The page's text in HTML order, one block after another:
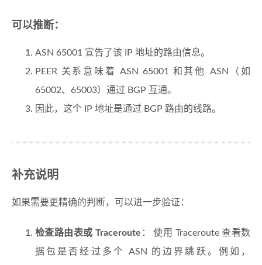
可以推断：
ASN 65001 宣告了该 IP 地址的路由信息。
PEER 关系意味着 ASN 65001 和其他 ASN（如
65002、65003）通过 BGP 互通。
因此，这个 IP 地址是通过 BGP 路由的线路。
补充说明
如果需要更精确的判断，可以进一步验证：
检查路由表或 Traceroute ： 使用 Traceroute 查看数
据包是否经过多个 ASN 的边界跳跃。例如，